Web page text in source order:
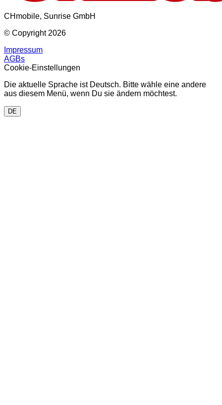
CHmobile, Sunrise GmbH
© Copyright 2026
Impressum
AGBs
Cookie-Einstellungen
Die aktuelle Sprache ist Deutsch. Bitte wähle eine andere
aus diesem Menü, wenn Du sie ändern möchtest.
DE